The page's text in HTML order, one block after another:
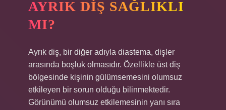
AYRIK DIŞ SAĞLIKLI
MI?
Ayrık diş, bir diğer adıyla diastema, dişler
arasında boşluk olmasıdır. Özellikle üst diş
bölgesinde kişinin gülümsemesini olumsuz
etkileyen bir sorun olduğu bilinmektedir.
Görünümü olumsuz etkilemesinin yanı sıra